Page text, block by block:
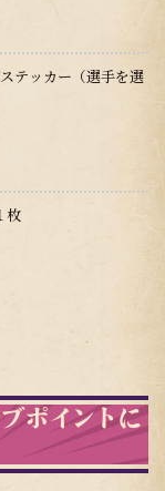
テッカー（選手を選
枚
ポイントに